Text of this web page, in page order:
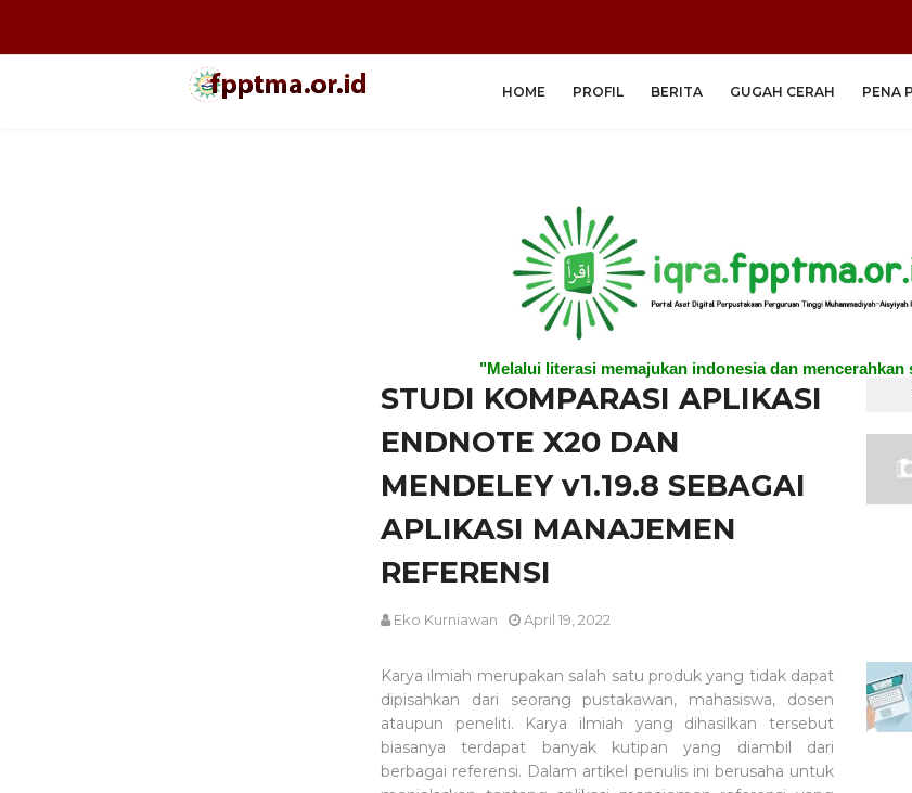
HOME PROFIL BERITA GUGAH CERAH PENA
"Melalui literasi memajukan indonesia dan mencerahkan
STUDI KOMPARASI APLIKASI
ENDNOTE X20 DAN
MENDELEY v1.19.8 SEBAGAI
APLIKASI MANAJEMEN
REFERENSI
Eko Kurniawan April 19, 2022
Karya ilmiah merupakan salah satu produk yang tidak dapat
dipisahkan dari seorang pustakawan, mahasiswa, dosen
ataupun peneliti. Karya ilmiah yang dihasilkan tersebut
biasanya terdapat banyak kutipan yang diambil dari
berbagai referensi. Dalam artikel penulis ini berusaha untuk